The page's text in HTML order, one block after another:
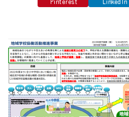
Pinterest LinkedIn